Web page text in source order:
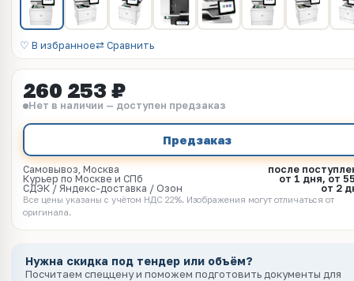
♡ В избранное⇄ Сравнить
260 253 ₽
Нет в наличии — доступен предзаказ
Предзаказ
Самовывоз, Москва
после
Курьер по Москве и СПб
от 1 дня, от
СДЭК / Яндекс-доставка / Озон
от 2
Все цены указаны с учётом НДС 22%. Изображения могут отличаться от
оригинала.
Нужна скидка под тендер или объём?
Посчитаем спеццену и поможем подготовить документы для